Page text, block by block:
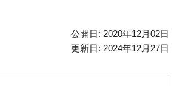
公開日: 2020年12月02日
更新日: 2024年12月27日